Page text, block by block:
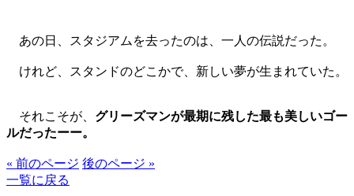
あの日、スタジアムを去ったのは、一人の伝説だった。
けれど、スタンドのどこかで、新しい夢が生まれていた。
それこそが、 グリーズマンが最期に残した最も美しいゴー
ルだったーー。
« 前のページ 後のページ »
一覧に戻る